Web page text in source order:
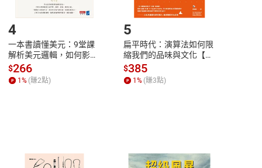
號，下載書籍後看書
4
一本書讀懂美元：9堂課
解析美元邏輯，如何影響
全球經濟和每個人的投資
【電子書】
$266
1% (賺2點)
5
扁平時代：演算法如何限
縮我們的品味與文化【電
子書】
$385
1% (賺3點)